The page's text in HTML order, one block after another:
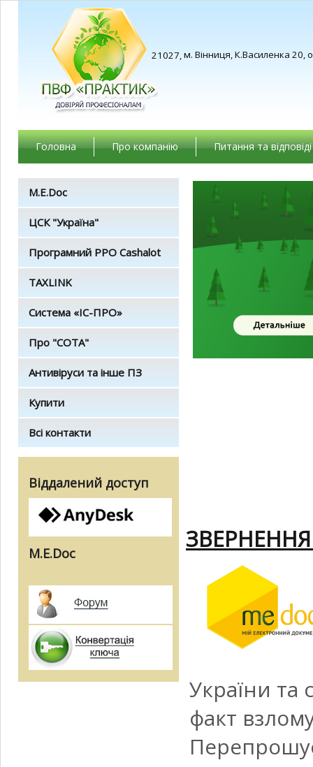
21027,м. Вінниця, К.Василенка 20,
Головна Про компанію Питання та відповіді
M.E.Doc
ЦСК "Україна"
Програмний РРО Cashalot
TAXLINK
Система «ІС-ПРО»
Про "СОТА"
Антивіруси та інше ПЗ
Купити
Всі контакти
Віддалений доступ
M.E.Doc
України та
факт